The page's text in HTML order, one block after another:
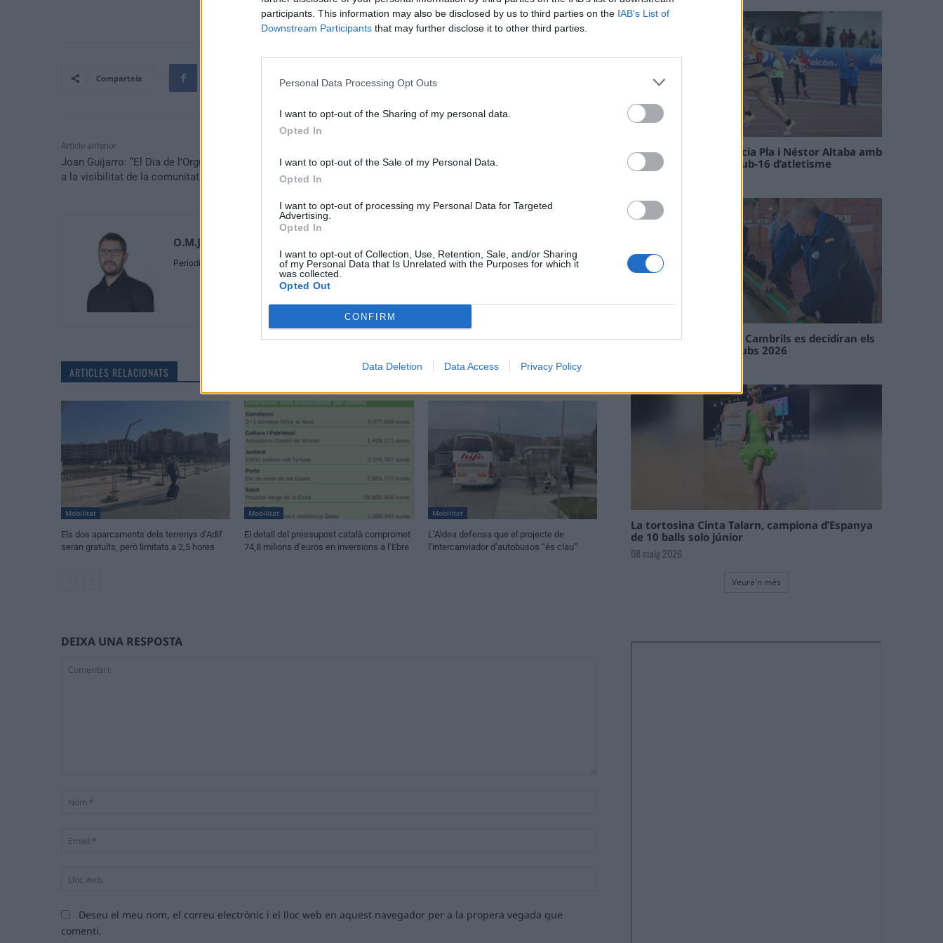
participants. This information may also be disclosed by us to third parties on the IAB’s List of
Downstream Participants that may further disclose it to other third parties.
Personal Data Processing Opt Outs
I want to opt-out of the Sharing of my personal data.
Opted In
I want to opt-out of the Sale of my Personal Data.
Opted In
I want to opt-out of processing my Personal Data for Targeted
Advertising.
Opted In
I want to opt-out of Collection, Use, Retention, Sale, and/or Sharing
of my Personal Data that Is Unrelated with the Purposes for which it
was collected.
Opted Out
CONFIRM
Data Deletion Data Access Privacy Policy
Comparteix
Article anterior
Joan Guijarro: “El Dia de l’Orgull contribuïx crucialment
a la visibilitat de la comunitat LGTBI+”
Desactivat el Pla d’Emergència per Sequera del
O.M.J
Periodista
ARTICLES RELACIONATS
Mobilitat
Els dos aparcaments dels terrenys d’Adif
seran gratuïts, però limitats a 2,5 hores
Mobilitat
El detall del pressupost català compromet
74,8 milions d’euros en inversions a l’Ebre
Mobilitat
L’Aldea defensa que el projecte de
l’intercanviador d’autobusos “és clau”
DEIXA UNA RESPOSTA
Deseu el meu nom, el correu electrònic i el lloc web en aquest navegador per a la propera vegada que
comenti.
Paula Sintorres, Patrícia Pla i Néstor Altaba amb
la selecció catalana sub-16 d’atletisme
En les tirades de Flix i Cambrils es decidiran els
campions de l’Interclubs 2026
La tortosina Cinta Talarn, campiona d’Espanya
de 10 balls solo júnior
08 maig 2026
Veure'n més